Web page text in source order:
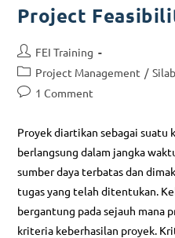
Project
FEI Training
Project Management /
1 Comment
Proyek diartikan sebagai suatu
berlangsung dalam jangka
sumber daya terbatas dan
tugas yang telah ditentukan.
bergantung pada sejauh mana
kriteria keberhasilan proyek.